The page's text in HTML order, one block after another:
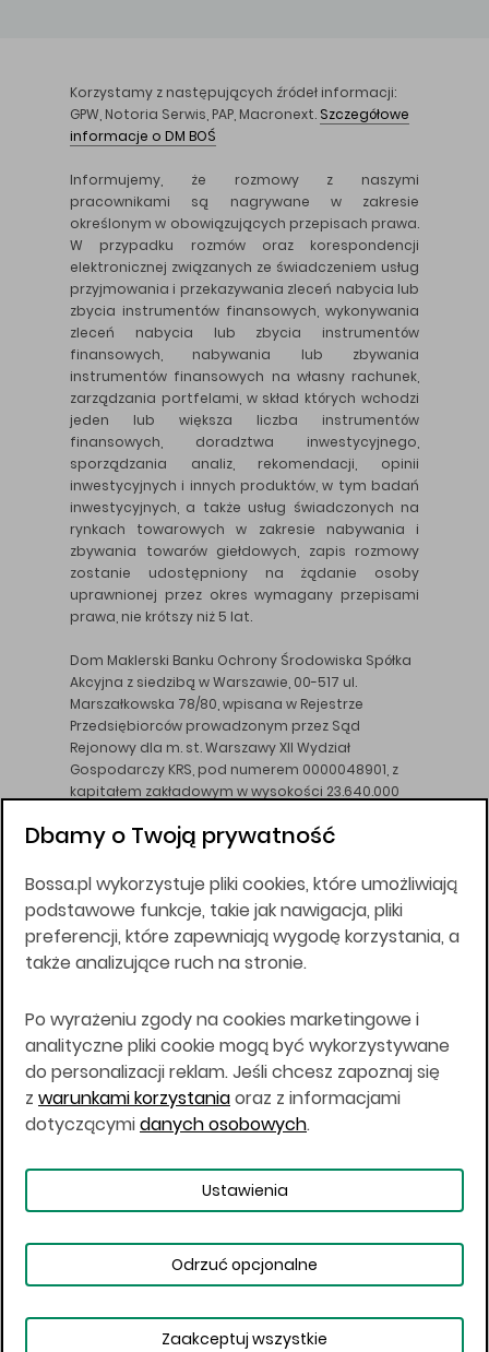
Korzystamy z następujących źródeł informacji:
GPW, Notoria Serwis, PAP, Macronext. Szczegółowe
informacje o DM BOŚ
Informujemy, że rozmowy z naszymi
pracownikami są nagrywane w zakresie
określonym w obowiązujących przepisach prawa.
W przypadku rozmów oraz korespondencji
elektronicznej związanych ze świadczeniem usług
przyjmowania i przekazywania zleceń nabycia lub
zbycia instrumentów finansowych, wykonywania
zleceń nabycia lub zbycia instrumentów
finansowych, nabywania lub zbywania
instrumentów finansowych na własny rachunek,
zarządzania portfelami, w skład których wchodzi
jeden lub większa liczba instrumentów
finansowych, doradztwa inwestycyjnego,
sporządzania analiz, rekomendacji, opinii
inwestycyjnych i innych produktów, w tym badań
inwestycyjnych, a także usług świadczonych na
rynkach towarowych w zakresie nabywania i
zbywania towarów giełdowych, zapis rozmowy
zostanie udostępniony na żądanie osoby
uprawnionej przez okres wymagany przepisami
prawa, nie krótszy niż 5 lat.
Dom Maklerski Banku Ochrony Środowiska Spółka
Akcyjna z siedzibą w Warszawie, 00-517 ul.
Marszałkowska 78/80, wpisana w Rejestrze
Przedsiębiorców prowadzonym przez Sąd
Rejonowy dla m. st. Warszawy XII Wydział
Gospodarczy KRS, pod numerem 0000048901, z
kapitałem zakładowym w wysokości 23.640.000
DM BOŚ działa na podstawie zezwolenia KNF z dnia
Wszelkie informacje na niniejszej stronie w tym
informacje o produktach inwestycyjnych nie są
kierowane do osób mających miejsce
zamieszkania lub pobytu w Stanach
Japonii, ani w dowolnej innej jurysdykcji, w której
taki materiał byłby sprzeczny z prawem lub w
których zgodne z prawem nabycie produktów
inwestycyjnych nie jest możliwe lub w której nie
jest możliwe złożenie oferty. Prawa obowiązujące
w danej jurysdykcji określają, czy jest możliwe
nabycie poszczególnych produktów
Copyright © 2026 BOŚ | BOSSA.PL
Warunki korzystania
Dane osobowe
Dbamy o Twoją prywatność
Bossa.pl wykorzystuje pliki cookies, które umożliwiają
podstawowe funkcje, takie jak nawigacja, pliki
preferencji, które zapewniają wygodę korzystania, a
także analizujące ruch na stronie.
Po wyrażeniu zgody na cookies marketingowe i
analityczne pliki cookie mogą być wykorzystywane
do personalizacji reklam. Jeśli chcesz zapoznaj się
z warunkami korzystaniaoraz z informacjami
dotyczącymidanych osobowych.
Ustawienia
Odrzuć opcjonalne
Zaakceptuj wszystkie